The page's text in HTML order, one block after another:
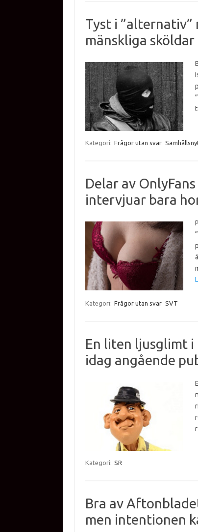
Tyst i ”alternativ”
mänskliga sköldar
Kategori: Frågor utan svar
Delar av
intervjuar bara
Kategori: Frågor utan svar SVT
En liten ljusglimt
idag angående
Kategori: SR
Bra av
men intentionen